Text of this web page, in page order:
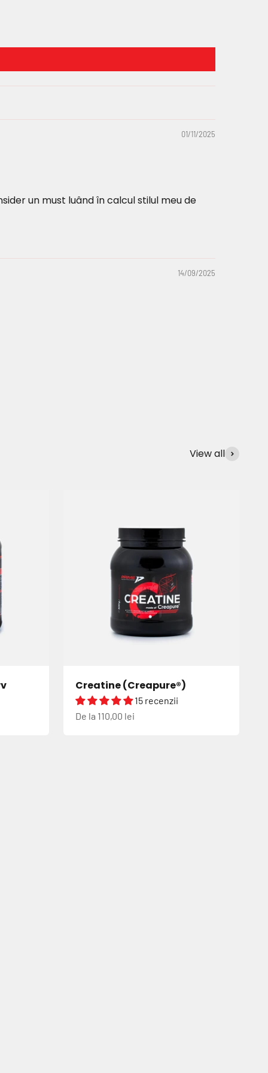
01/11/2025
un must luând în calcul stilul meu de
14/09/2025
View all
Creatine (Creapure®)
15 recenzii
Preț redus
De la 110,00 lei